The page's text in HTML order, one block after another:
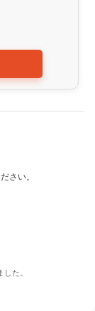
さい。
た。